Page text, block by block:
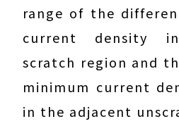
range of the
current density
scratch region and
minimum current
in the adjacent